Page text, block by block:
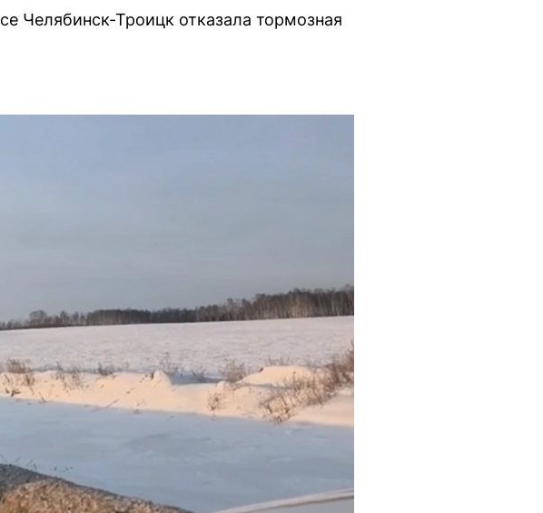
Челябинск-Троицк отказала тормозная